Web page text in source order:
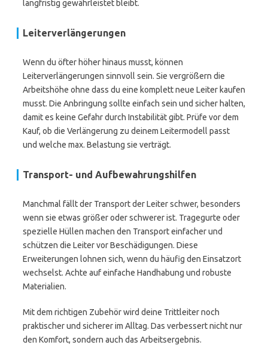
langfristig gewährleistet bleibt.
Leiterverlängerungen
Wenn du öfter höher hinaus musst, können
Leiterverlängerungen sinnvoll sein. Sie vergrößern die
Arbeitshöhe ohne dass du eine komplett neue Leiter kaufen
musst. Die Anbringung sollte einfach sein und sicher halten,
damit es keine Gefahr durch Instabilität gibt. Prüfe vor dem
Kauf, ob die Verlängerung zu deinem Leitermodell passt
und welche max. Belastung sie verträgt.
Transport- und Aufbewahrungshilfen
Manchmal fällt der Transport der Leiter schwer, besonders
wenn sie etwas größer oder schwerer ist. Tragegurte oder
spezielle Hüllen machen den Transport einfacher und
schützen die Leiter vor Beschädigungen. Diese
Erweiterungen lohnen sich, wenn du häufig den Einsatzort
wechselst. Achte auf einfache Handhabung und robuste
Materialien.
Mit dem richtigen Zubehör wird deine Trittleiter noch
praktischer und sicherer im Alltag. Das verbessert nicht nur
den Komfort, sondern auch das Arbeitsergebnis.